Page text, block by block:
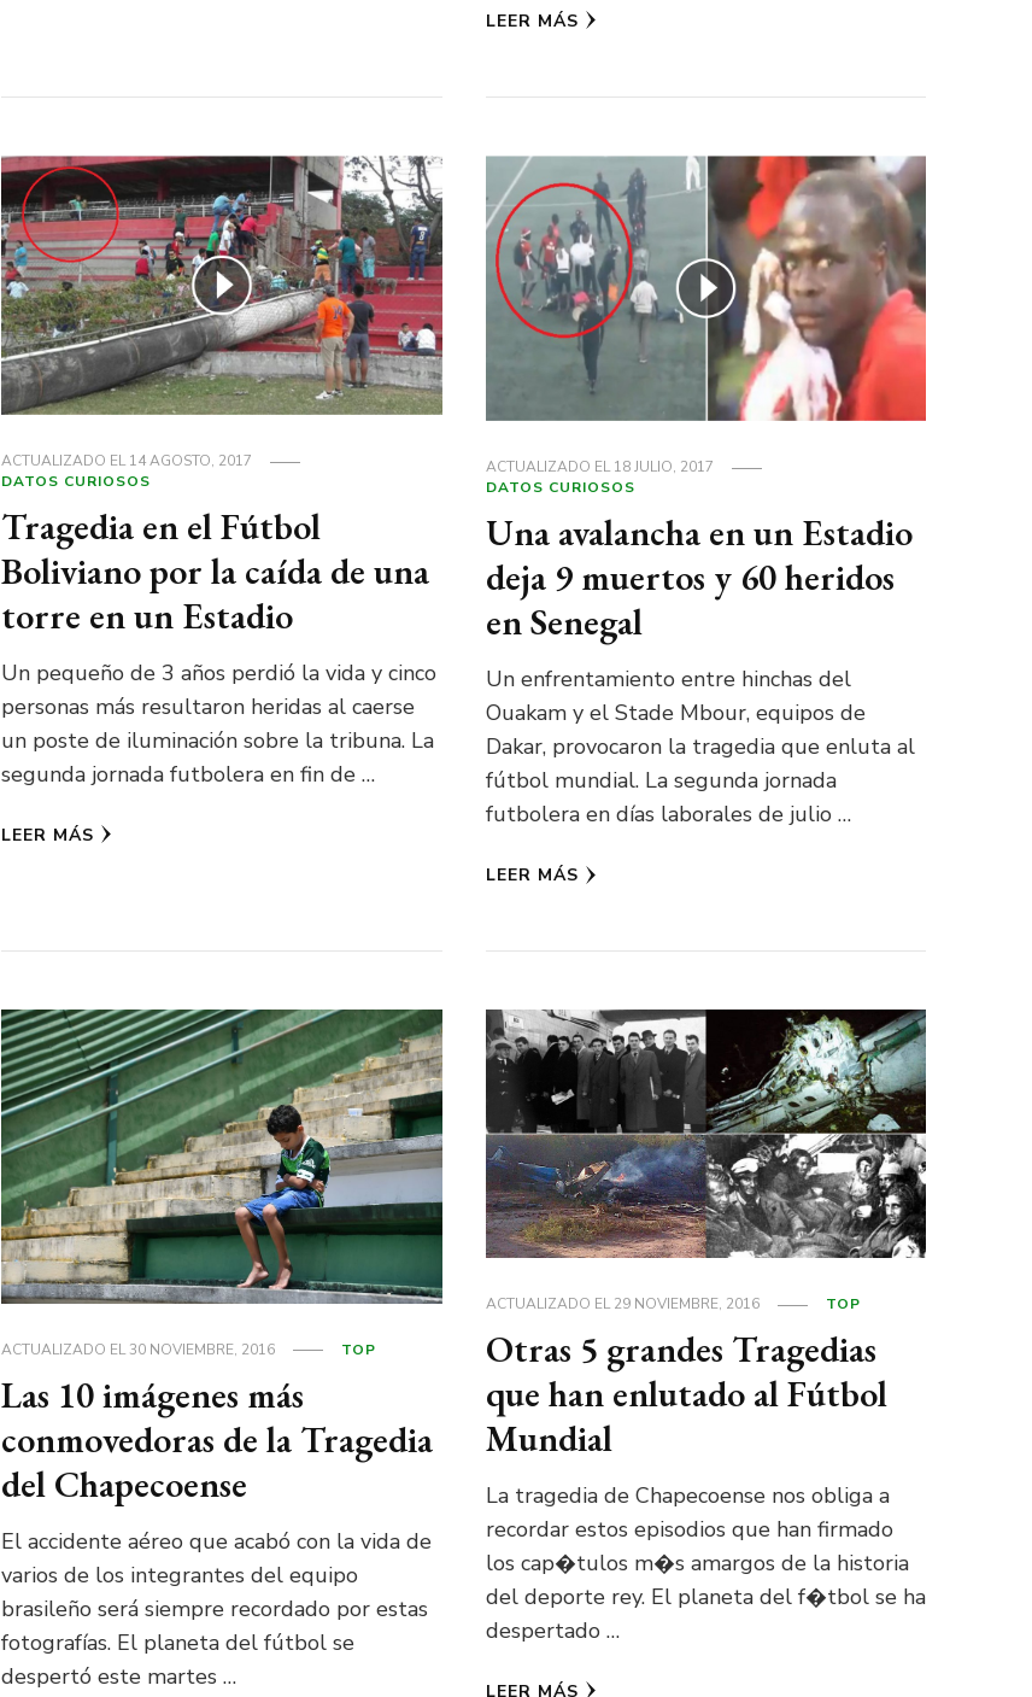
LEER MÁS
ACTUALIZADO EL14 AGOSTO, 2017
DATOS CURIOSOS
Tragedia en el Fútbol
Boliviano por la caída de una
torre en un Estadio
Un pequeño de 3 años perdió la vida y cinco
personas más resultaron heridas al caerse
un poste de iluminación sobre la tribuna. La
segunda jornada futbolera en fin de …
LEER MÁS
ACTUALIZADO EL18 JULIO, 2017
DATOS CURIOSOS
Una avalancha en un Estadio
deja 9 muertos y 60 heridos
en Senegal
Un enfrentamiento entre hinchas del
Ouakam y el Stade Mbour, equipos de
Dakar, provocaron la tragedia que enluta al
fútbol mundial. La segunda jornada
futbolera en días laborales de julio …
LEER MÁS
ACTUALIZADO EL30 NOVIEMBRE, 2016 TOP
Las 10 imágenes más
conmovedoras de la Tragedia
del Chapecoense
El accidente aéreo que acabó con la vida de
varios de los integrantes del equipo
brasileño será siempre recordado por estas
fotografías. El planeta del fútbol se
despertó este martes …
ACTUALIZADO EL29 NOVIEMBRE, 2016 TOP
Otras 5 grandes Tragedias
que han enlutado al Fútbol
Mundial
La tragedia de Chapecoense nos obliga a
recordar estos episodios que han firmado
los cap�tulos m�s amargos de la historia
del deporte rey. El planeta del f�tbol se ha
despertado …
LEER MÁS